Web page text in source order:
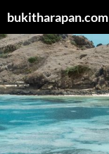
bukitharapan.com
KE
ISI